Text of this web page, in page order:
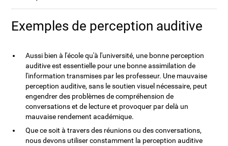
Exemples de perception auditive
Aussi bien à l'école qu'à l'université, une bonne perception
auditive est essentielle pour une bonne assimilation de
l'information transmises par les professeur. Une mauvaise
perception auditive, sans le soutien visuel nécessaire, peut
engendrer des problèmes de compréhension de
conversations et de lecture et provoquer par delà un
mauvaise rendement académique.
Que ce soit à travers des réunions ou des conversations,
nous devons utiliser constamment la perception auditive